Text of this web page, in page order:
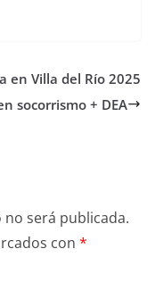
en Villa del Río 2025
socorrismo + DEA
será publicada.
con *